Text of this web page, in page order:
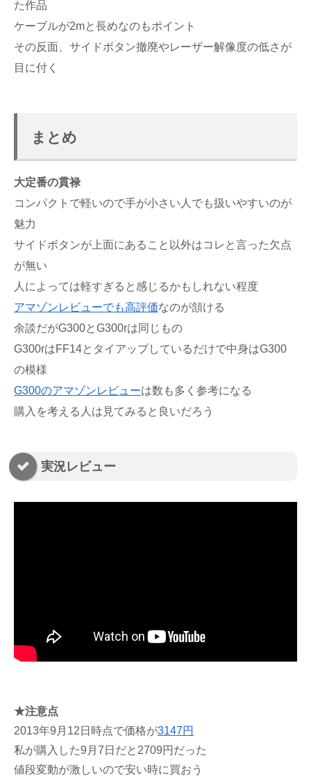
た作品
ケーブルが2mと長めなのもポイント
その反面、サイドボタン撤廃やレーザー解像度の低さが
目に付く
まとめ
大定番の貫禄
コンパクトで軽いので手が小さい人でも扱いやすいのが
魅力
サイドボタンが上面にあること以外はコレと言った欠点
が無い
人によっては軽すぎると感じるかもしれない程度
アマゾンレビューでも高評価なのが頷ける
余談だがG300とG300rは同じもの
G300rはFF14とタイアップしているだけで中身はG300
の模様
G300のアマゾンレビューは数も多く参考になる
購入を考える人は見てみると良いだろう
実況レビュー
★注意点
2013年9月12日時点で価格が3147円
私が購入した9月7日だと2709円だった
値段変動が激しいので安い時に買おう